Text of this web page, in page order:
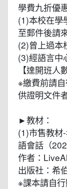
學費九折優
(1)本校在學
至郵件後請
(2)曾上過本
(3)經語言中
【達開班人
※繳費前請
供證明文件
►教材：
(1)市售教材
語會話（
作者：
出版社：希
※課本請自行